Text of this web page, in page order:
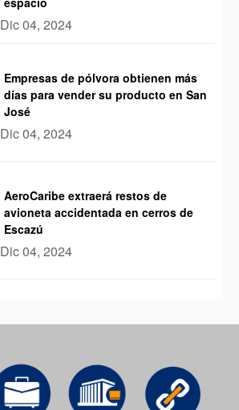
Dic 04, 2024
Empresas de pólvora obtienen más
días para vender su producto en San
José
Dic 04, 2024
AeroCaribe extraerá restos de
avioneta accidentada en cerros de
Escazú
Dic 04, 2024